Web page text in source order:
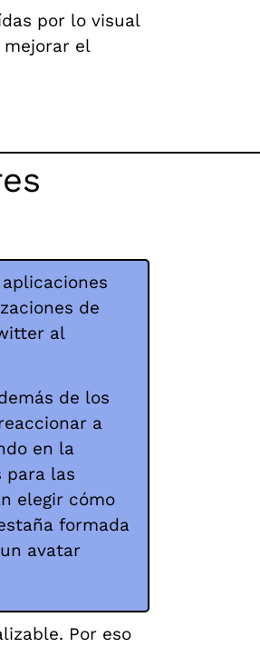
por lo visual
el
de
al
de los
a
en la
para las
elegir cómo
formada
avatar
Por eso